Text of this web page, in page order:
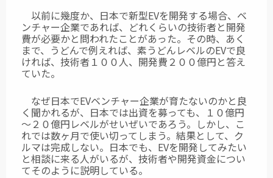
以前に幾度か、日本で新型EVを開発する場合、ベ
ンチャー企業であれば、どれくらいの技術者と開発
費が必要かと問われたことがあった。その時、あく
まで、うどんで例えれば、素うどんレベルのEVで良
ければ、技術者１００人、開発費２００億円と答え
ていた。
なぜ日本でEVベンチャー企業が育たないのかと良
く聞かれるが、日本では出資を募っても、１０億円
～２０億円レベルがせいぜいであろう。しかし、こ
れでは数ヶ月で使い切ってしまう。結果として、ク
ルマは完成しない。日本でも、EVを開発してみたい
と相談に来る人がいるが、技術者や開発資金につい
てそのように説明している。